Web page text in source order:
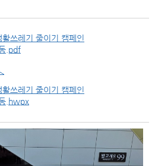
쓰레기 줄이기 캠페인
.pdf
쓰레기 줄이기 캠페인
.hwpx